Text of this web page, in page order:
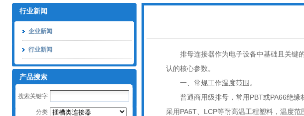
行业新闻
企业新闻
行业新闻
产品搜索
搜索关键字
分类
排母连接器作为电子设备中基础且关键的
认的核心参数。
一、常规工作温度范围。
普通商用级排母，常用PBT或PA66绝缘
采用PA6T、LCP等耐高温工程塑料，温度